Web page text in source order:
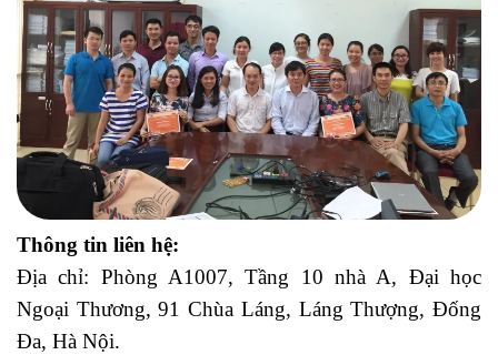
Thông tin liên hệ:
Địa chỉ: Phòng A1007, Tầng 10 nhà A, Đại học
Ngoại Thương, 91 Chùa Láng, Láng Thượng, Đống
Đa, Hà Nội.